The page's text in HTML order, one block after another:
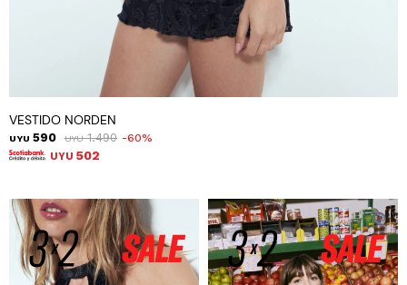
VESTIDO NORDEN
UYU 590 UYU 1.490 60
UYU 502